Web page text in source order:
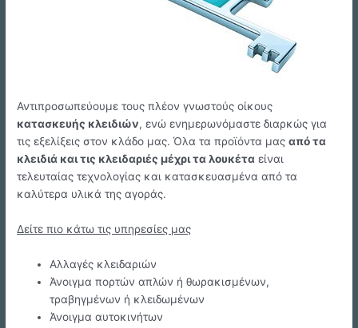
Αντιπροσωπεύουμε τους πλέον γνωστούς οίκους
κατασκευής κλειδιών, ενώ ενημερωνόμαστε διαρκώς για
τις εξελίξεις στον κλάδο μας. Όλα τα προϊόντα μαςαπό τα
κλειδιά και τις κλειδαριές μέχρι τα λουκέτα είναι
τελευταίας τεχνολογίας και κατασκευασμένα από τα
καλύτερα υλικά της αγοράς.
Δείτε πιο κάτω τις υπηρεσίες μας
Αλλαγές κλειδαριών
Άνοιγμα πορτών απλών ή θωρακισμένων,
τραβηγμένων ή κλειδωμένων
Άνοιγμα αυτοκινήτων